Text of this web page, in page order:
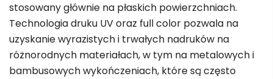
stosowany głównie na płaskich powierzchniach.
Technologia druku UV oraz full color pozwala na
uzyskanie wyrazistych i trwałych nadruków na
różnorodnych materiałach, w tym na metalowych i
bambusowych wykończeniach, które są często